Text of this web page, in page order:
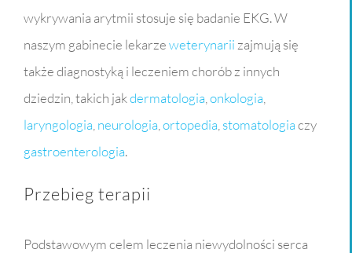
wykrywania arytmii stosuje się badanie EKG. W
naszym gabinecie lekarzeweterynarii zajmują się
także diagnostyką i leczeniem chorób z innych
dziedzin, takich jakdermatologia onkologia
laryngologia neurologia ortopedia stomatologiaczy
gastroenterologia.
Przebieg terapii
Podstawowym celem leczenia niewydolności serca